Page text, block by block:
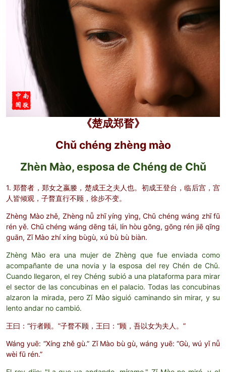
《楚成郑瞀》
Chǔ chéng zhèng mào
Zhèn Mào, esposa de Chéng de Chǔ
1. 郑瞀者，郑女之嬴媵，楚成王之夫人也。初成王登台，临后宫，宫
人皆倾观，子瞀直行不顾，徐步不变。
Zhèng Mào zhě, Zhèng nǚ zhī yíng yìng, Chǔ chéng wáng zhī fū
rén yě. Chū chéng wáng dēng tái, lín hòu gōng, gōng rén jiē qīng
guān, Zǐ Mào zhí xíng bùgù, xú bù bù biàn.
Zhèng Mào era una mujer de Zhèng que fue enviada como
acompañante de una novia y la esposa del rey Chén de Chǔ.
Cuando llegaron, el rey Chéng subió a una plataforma para mirar
el sector de las concubinas en el palacio. Todas las concubinas
alzaron la mirada, pero Zǐ Mào siguió caminando sin mirar, y su
lento andar no cambió.
王曰：“行者顾。”子瞀不顾，王曰：“顾，吾以女为夫人。”
Wáng yuē: “Xíng zhě gù.” Zǐ Mào bù gù, wáng yuē: “Gù, wú yǐ nǚ
wèi fū rén.”